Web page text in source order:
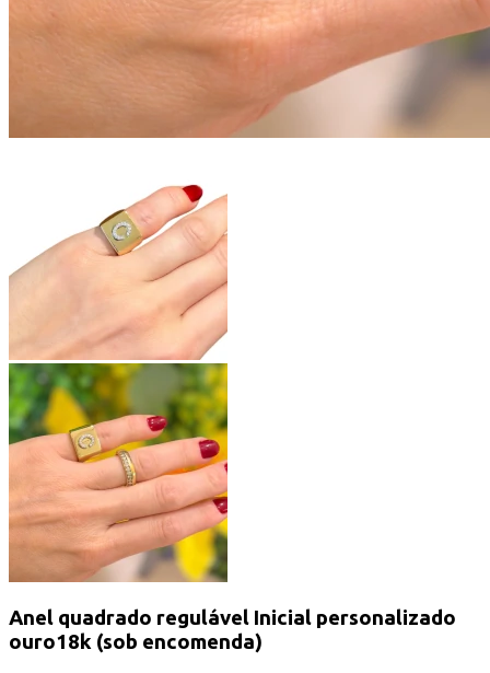
Anel quadrado regulável Inicial personalizado
ouro18k (sob encomenda)